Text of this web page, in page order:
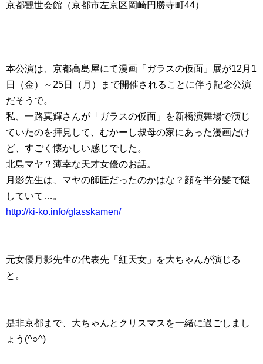
京都観世会館（京都市左京区岡崎円勝寺町44）
本公演は、京都高島屋にて漫画「ガラスの仮面」展が12月1
日（金）～25日（月）まで開催されることに伴う記念公演
だそうで。
私、一路真輝さんが「ガラスの仮面」を新橋演舞場で演じ
ていたのを拝見して、むかーし叔母の家にあった漫画だけ
ど、すごく懐かしい感じでした。
北島マヤ？薄幸な天才女優のお話。
月影先生は、マヤの師匠だったのかはな？顔を半分髪で隠
していて…。
http://ki-ko.info/glasskamen/
元女優月影先生の代表先「紅天女」を大ちゃんが演じる
と。
是非京都まで、大ちゃんとクリスマスを一緒に過ごしまし
ょう(^○^)